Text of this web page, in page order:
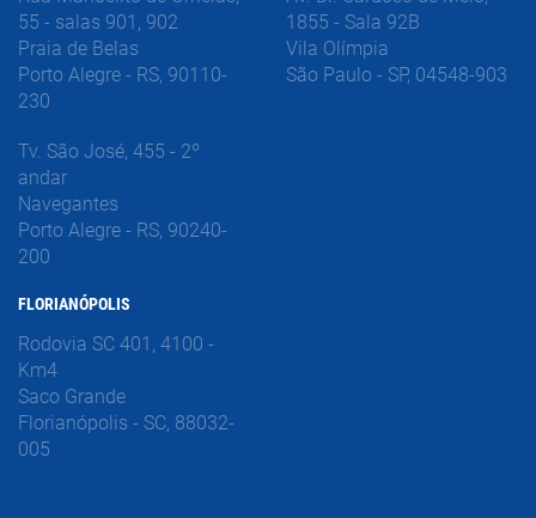
55 - salas 901, 902
Praia de Belas
Porto Alegre - RS, 90110-
230
Tv. São José, 455 - 2º
andar
Navegantes
Porto Alegre - RS, 90240-
200
FLORIANÓPOLIS
Rodovia SC 401, 4100 -
Km4
Saco Grande
Florianópolis - SC, 88032-
005
1855 - Sala 92B
Vila Olímpia
São Paulo - SP, 04548-903